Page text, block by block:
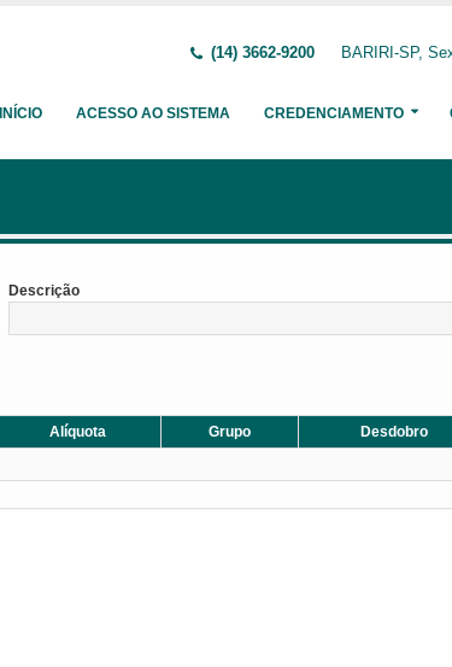
(14) 3662-9200 BARIRI-SP,
INÍCIO ACESSO AO SISTEMA CREDENCIAMENTO
Descrição
Alíquota Grupo Desdobro